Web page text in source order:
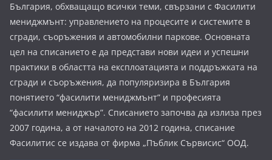
България, обхващащо всички теми, свързани с Фасилити
мениджмънт: управлението на процесите и системите в
сгради, съоръжения и автомобилни паркове. Основната
цел на списанието е да представи нови идеи и успешни
практики в областта на експлоатацията и поддръжката на
сгради и съоръжения, да популяризира в България
понятието “фасилити мениджмънт” и професията
“фасилити мениджър”. Списанието започва да излиза през
2007 година, а от началото на 2012 година, списание
Фасилитис се издава от фирма „Пъблик Сървисис“ ООД.